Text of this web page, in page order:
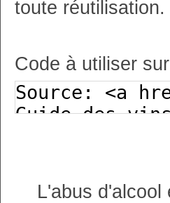
toute réutilisation.
Code à utiliser
L'abus d'alcool